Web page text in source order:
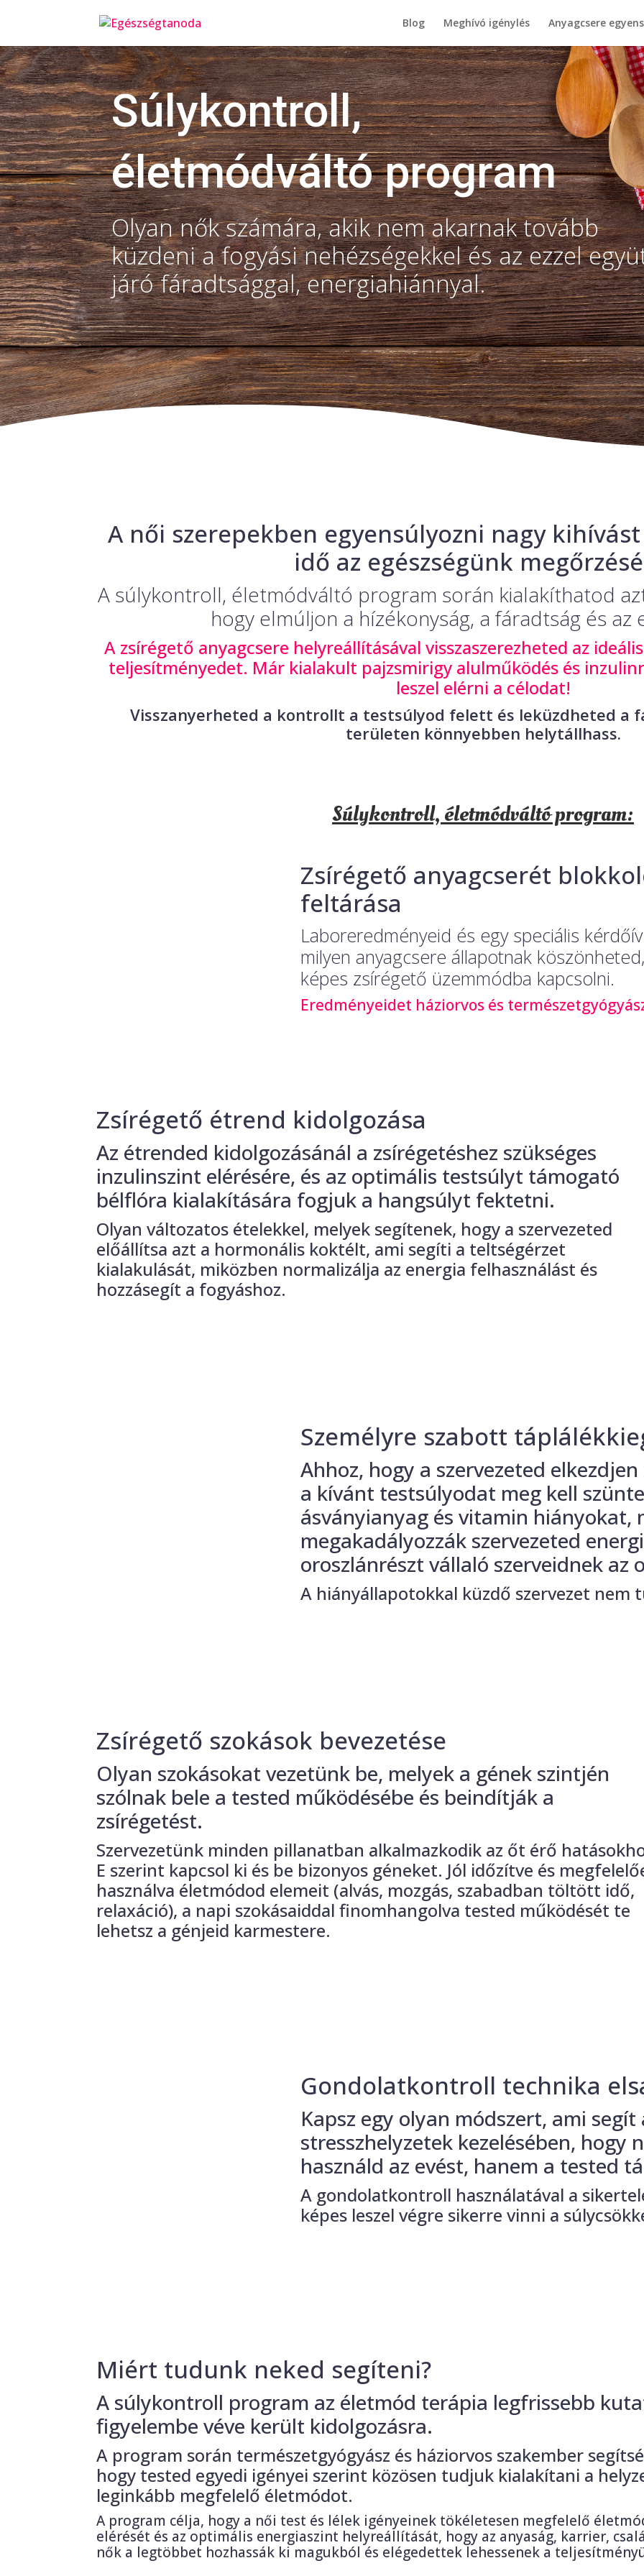
Blog Meghívó igénylés Anyagcsere
Súlykontroll,
életmódváltó program
Olyan nők számára, akik nem akarnak tovább
küzdeni a fogyási nehézségekkel és az ezzel
járó fáradtsággal, energiahiánnyal.
A női szerepekben egyensúlyozni nagy
idő az egészségünk
A súlykontroll, életmódváltó program során kialakíthatod
hogy elmúljon a hízékonyság, a fáradtság és az
A zsírégető anyagcsere helyreállításával visszaszerezheted az
teljesítményedet. Már kialakult pajzsmirigy alulműködés és
leszel elérni a célodat!
Visszanyerheted a kontrollt a testsúlyod felett és leküzdheted a
területen könnyebben helytállhass.
Súlykontroll, életmódváltó program:
Zsírégető anyagcserét
feltárása
Laboreredményeid és egy speciális
milyen anyagcsere állapotnak
képes zsírégető üzemmódba kapcsolni.
Eredményeidet háziorvos és
Zsírégető étrend kidolgozása
Az étrended kidolgozásánál a zsírégetéshez szükséges
inzulinszint elérésére, és az optimális testsúlyt támogató
bélflóra kialakítására fogjuk a hangsúlyt fektetni.
Olyan változatos ételekkel, melyek segítenek, hogy a szervezeted
előállítsa azt a hormonális koktélt, ami segíti a teltségérzet
kialakulását, miközben normalizálja az energia felhasználást és
hozzásegít a fogyáshoz.
Személyre szabott
Ahhoz, hogy a szervezeted
a kívánt testsúlyodat meg kell
ásványianyag és vitamin hiányokat,
megakadályozzák szervezeted
oroszlánrészt vállaló szerveidnek az
A hiányállapotokkal küzdő szervezet nem
Zsírégető szokások bevezetése
Olyan szokásokat vezetünk be, melyek a gének szintjén
szólnak bele a tested működésébe és beindítják a
zsírégetést.
Szervezetünk minden pillanatban alkalmazkodik az őt érő
E szerint kapcsol ki és be bizonyos géneket. Jól időzítve és
használva életmódod elemeit (alvás, mozgás, szabadban töltött idő,
relaxáció), a napi szokásaiddal finomhangolva tested működését te
lehetsz a génjeid karmestere.
Gondolatkontroll technika
Kapsz egy olyan módszert, ami
stresszhelyzetek kezelésében, hogy
használd az evést, hanem a tested
A gondolatkontroll használatával a
képes leszel végre sikerre vinni a
Miért tudunk neked segíteni?
A súlykontroll program az életmód terápia legfrissebb
figyelembe véve került kidolgozásra.
A program során természetgyógyász és háziorvos szakember
hogy tested egyedi igényei szerint közösen tudjuk kialakítani a
leginkább megfelelő életmódot.
A program célja, hogy a női test és lélek igényeinek tökéletesen megfelelő
elérését és az optimális energiaszint helyreállítását, hogy az anyaság, karrier,
nők a legtöbbet hozhassák ki magukból és elégedettek lehessenek a